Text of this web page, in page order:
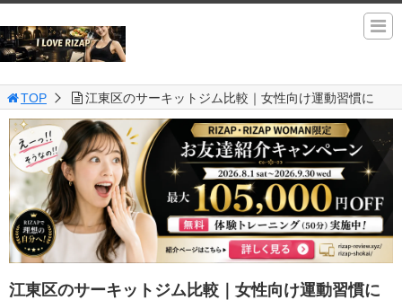
TOP 江東区のサーキットジム比較｜女性向け運動習慣に
江東区のサーキットジム比較｜女性向け運動習慣に